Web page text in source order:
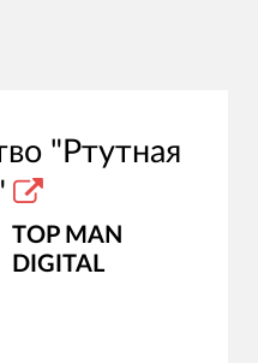
"Ртутная
TOP MAN
DIGITAL